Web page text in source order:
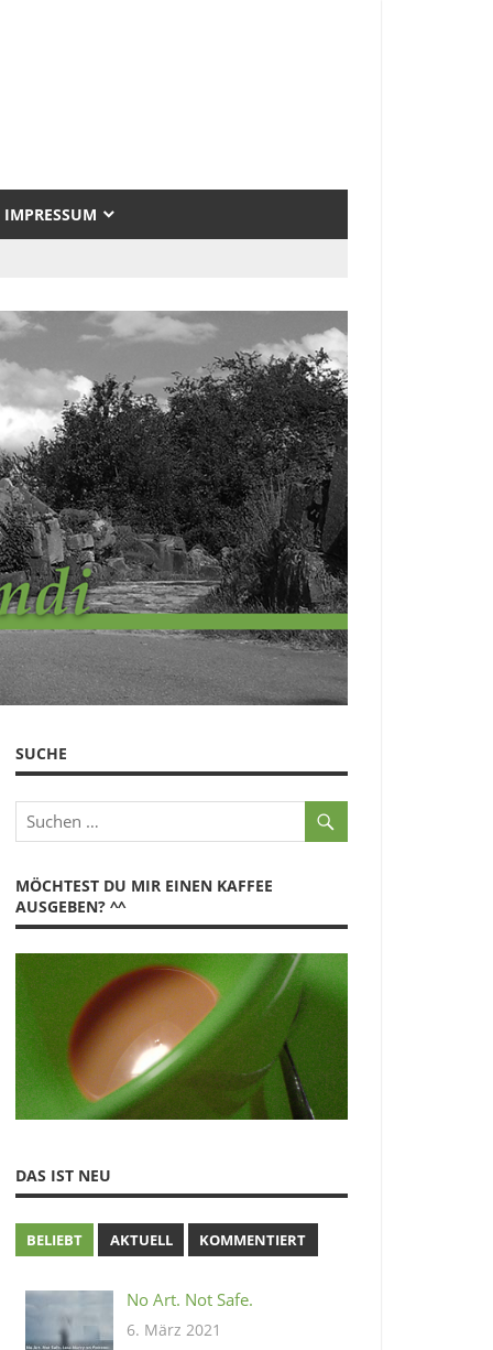
IMPRESSUM
SUCHE
MÖCHTEST DU MIR EINEN KAFFEE
AUSGEBEN? ^^
DAS IST NEU
BELIEBT AKTUELL KOMMENTIERT
No Art. Not Safe.
6. März 2021